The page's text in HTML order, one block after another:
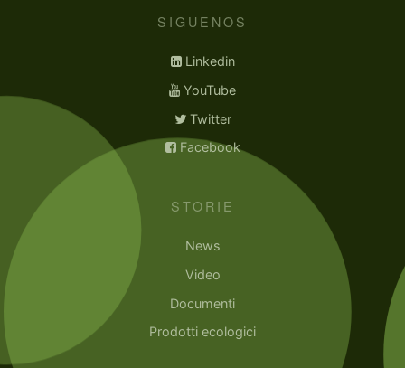
SIGUENOS
Linkedin
YouTube
Twitter
Facebook
STORIE
News
Video
Documenti
Prodotti ecologici